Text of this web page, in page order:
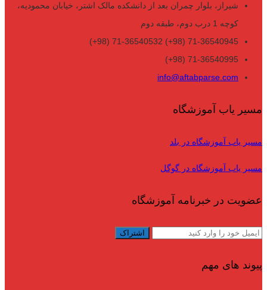
شیراز، بلوار چمران بعد از دانشکده مالک اشتر، خیابان محمودیه،
کوچه 1 درب دوم، طبقه دوم
71-36540945 (98+) 71-36540532 (98+)
71-36540995 (98+)
info@aftabparse.com
مسیر یاب آموزشگاه
مسیر یاب آموزشگاه در بلد
مسیر یاب آموزشگاه در گوگل
عضویت در خبرنامه آموزشگاه
پیوند های مهم